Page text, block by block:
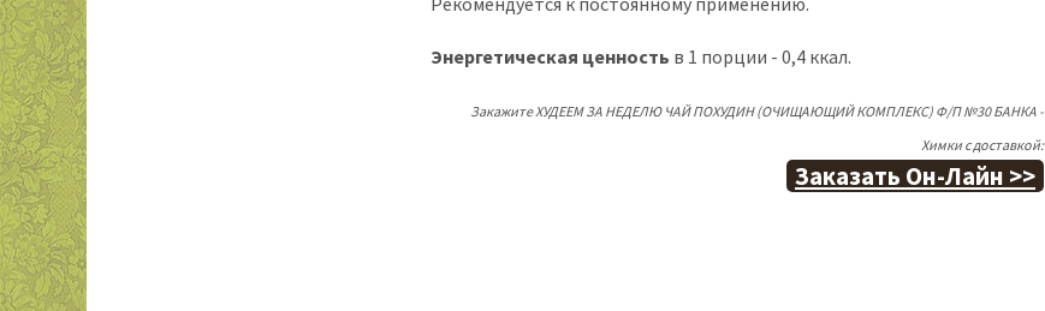
Энергетическая ценность в 1 порции - 0,4 ккал.
Закажите ХУДЕЕМ ЗА НЕДЕЛЮ ЧАЙ ПОХУДИН (ОЧИЩАЮЩИЙ КОМПЛЕКС) Ф/П №30 БАНКА -
Химки с доставкой:
Заказать Он-Лайн >>